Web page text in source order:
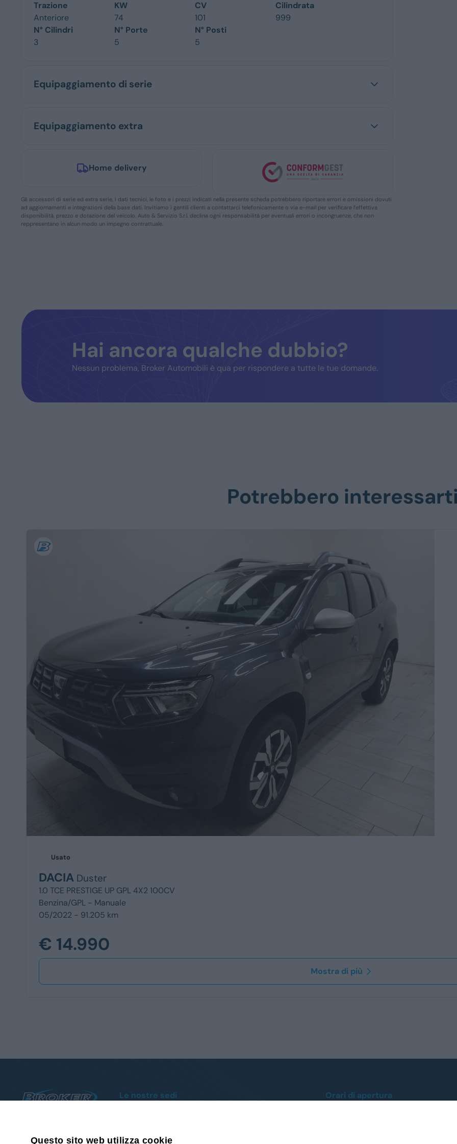
Trazione
Anteriore
KW
74
CV
101
Cilindrata
999
N° Cilindri
3
N° Porte
5
N° Posti
5
Equipaggiamento di serie
Equipaggiamento extra
Home delivery
Gli accessori di serie ed extra serie, i dati tecnici, le foto e i prezzi indicati nella presente scheda potrebbero riportare errori e omissioni dovuti
ad aggiornamenti e integrazioni della base dati. Invitiamo i gentili clienti a contattarci telefonicamente o via e-mail per verificare l’effettiva
disponibilità, prezzo e dotazione del veicolo. Auto & Servizio S.r.l. declina ogni responsabilità per eventuali errori o incongruenze, che non
reppresentano in alcun modo un impegno contrattuale.
Hai ancora qualche dubbio?
Nessun problema, Broker Automobili è qua per rispondere a tutte le tue domande.
Potrebbero
Usato
DACIA Duster
1.0 TCE PRESTIGE UP GPL 4X2 100CV
Benzina/GPL - Manuale
05/2022 - 91.205 km
€ 14.990
Mostra di più
019 93 88 009
Le nostre sedi
Reg. Poca, 18 - Tel.
Orari di apertura
Questo sito web utilizza cookie